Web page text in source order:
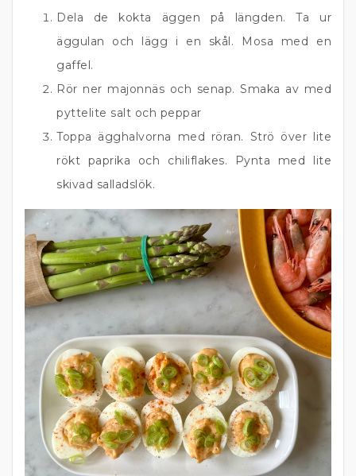
Dela de kokta äggen på längden. Ta ur
äggulan och lägg i en skål. Mosa med en
gaffel.
Rör ner majonnäs och senap. Smaka av med
pyttelite salt och peppar
Toppa ägghalvorna med röran. Strö över lite
rökt paprika och chiliflakes. Pynta med lite
skivad salladslök.